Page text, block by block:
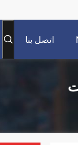
اتصل بنا